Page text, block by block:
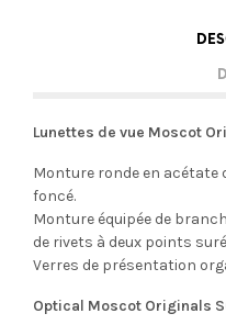
Lunettes de vue Moscot
Monture ronde en acétate
foncé.
Monture équipée de
de rivets à deux points
Verres de présentation
Optical Moscot Originals